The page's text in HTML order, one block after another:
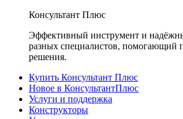
Консультант Плюс
Эффективный инструмент и
разных специалистов, помогающий
решения.
Купить Консультант Плюс
Новое в КонсультантПлюс
Услуги и поддержка
Конструкторы